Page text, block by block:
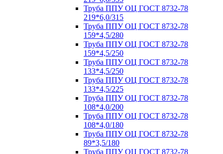
Труба ППУ ОЦ ГОСТ 8732-78
219*6,0/315
Труба ППУ ОЦ ГОСТ 8732-78
159*4,5/280
Труба ППУ ОЦ ГОСТ 8732-78
159*4,5/250
Труба ППУ ОЦ ГОСТ 8732-78
133*4,5/250
Труба ППУ ОЦ ГОСТ 8732-78
133*4,5/225
Труба ППУ ОЦ ГОСТ 8732-78
108*4,0/200
Труба ППУ ОЦ ГОСТ 8732-78
108*4,0/180
Труба ППУ ОЦ ГОСТ 8732-78
89*3,5/180
Труба ППУ ОЦ ГОСТ 8732-78